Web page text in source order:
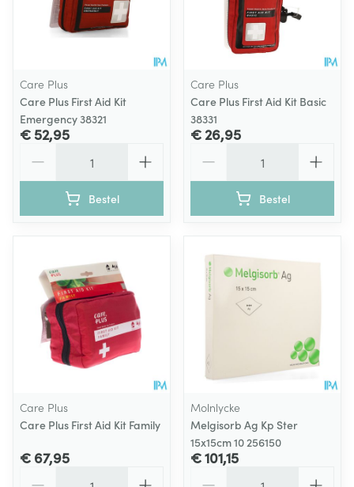
Care Plus
Care Plus First Aid Kit
Emergency 38321
€ 52,95
Bestel
Care Plus
Care Plus First Aid Kit Basic
38331
€ 26,95
Bestel
Care Plus
Care Plus First Aid Kit Family
€ 67,95
Molnlycke
Melgisorb Ag Kp Ster
15x15cm 10 256150
€ 101,15